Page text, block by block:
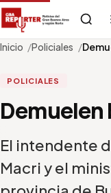
Inicio Policiales
POLICIALES
Demuelen
El intendente
Macri y el